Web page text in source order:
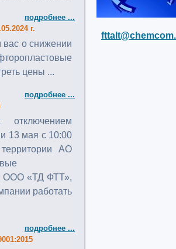
подробнее ...
г.
о снижении
цены ...
подробнее ...
13 мая с 10:00
АО
ООО «ТД ФТТ»,
работать
подробнее ...